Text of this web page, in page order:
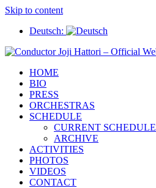
Skip to content
Deutsch:
HOME
BIO
PRESS
ORCHESTRAS
SCHEDULE
CURRENT SCHEDULE
ARCHIVE
ACTIVITIES
PHOTOS
VIDEOS
CONTACT